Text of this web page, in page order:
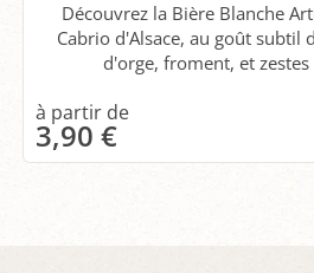
Découvrez la Bière Blanche
Cabrio d'Alsace, au goût subtil
d'orge, froment, et zestes
3,90 €